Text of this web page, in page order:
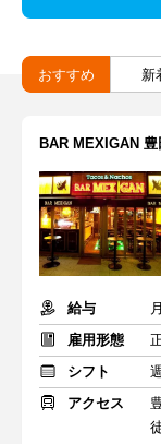
おすすめ 新
BAR MEXIGAN
給与
雇用形態
シフト
アクセス